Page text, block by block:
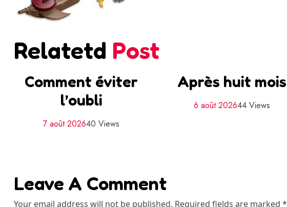
Relatetd Post
Comment éviter
l’oubli
7 août 202640 Views
Après huit mois
6 août 202644 Views
Leave A Comment
Your email address will not be published. Required fields are marked *